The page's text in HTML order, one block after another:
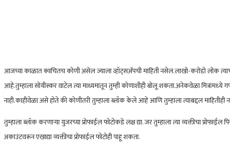
आजच्या काळात क्वचितच कोणी असेल ज्याला व्हॉट्सअ‍ॅपची माहिती नसेल.लाखो-करोडो लोक
आहे.तुम्हाला सोयीस्कर वाटेल त्या माध्यमातून तुम्ही कोणाशीही बोलू शकता.अनेकवेळा
नाही.काहीवेळा असे होते की कोणीतरी तुम्हाला ब्लॉक केले आहे आणि तुम्हाला त्याबद्दल
तुम्हाला ब्लॉक करणाऱ्या युजरच्या प्रोफाईल फोटोकडे लक्ष द्या. जर तुम्हाला त्या व्यक्तीचा
अकाउंटवरून एखाद्या व्यक्तीचा प्रोफाईल फोटोही पाहू शकता.